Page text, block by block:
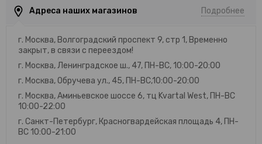
Адреса наших магазинов Подробнее
г. Москва, Волгоградский проспект 9, стр 1, Временно
закрыт, в связи с переездом!
г. Москва, Ленинградское ш., 47, ПН-ВС, 10:00-20:00
г. Москва, Обручева ул., 45, ПН-ВС,10:00-20:00
г. Москва, Аминьевское шоссе 6, тц Kvartal West, ПН-ВС
10:00-22:00
г. Санкт-Петербург, Красногвардейская площадь 4, ПН-
ВС 10:00-21:00